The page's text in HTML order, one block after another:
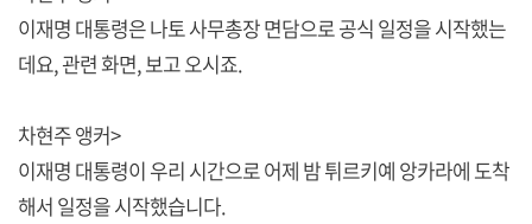
이재명 대통령은 나토 사무총장 면담으로 공식 일정을 시작했는
데요, 관련 화면, 보고 오시죠.
차현주 앵커>
이재명 대통령이 우리 시간으로 어제 밤 튀르키예 앙카라에 도착
해서 일정을 시작했습니다.